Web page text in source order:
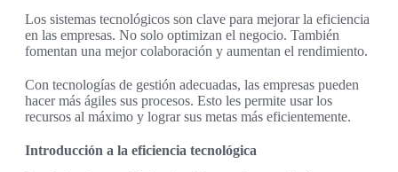
Los sistemas tecnológicos son clave para mejorar la eficiencia
en las empresas. No solo optimizan el negocio. También
fomentan una mejor colaboración y aumentan el rendimiento.
Con tecnologías de gestión adecuadas, las empresas pueden
hacer más ágiles sus procesos. Esto les permite usar los
recursos al máximo y lograr sus metas más eficientemente.
Introducción a la eficiencia tecnológica